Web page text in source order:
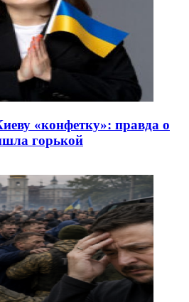
«конфетку»: правда о
горькой